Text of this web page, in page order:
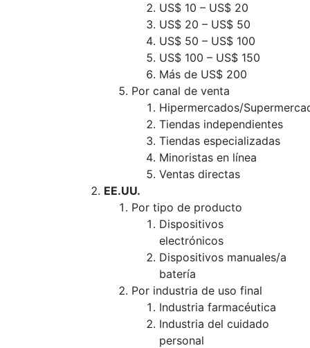
US$ 10 – US$ 20
US$ 20 – US$ 50
US$ 50 – US$ 100
US$ 100 – US$ 150
Más de US$ 200
Por canal de venta
Hipermercados/
Tiendas independientes
Tiendas especializadas
Minoristas en línea
Ventas directas
EE.UU.
Por tipo de producto
Dispositivos
electrónicos
Dispositivos manuales/a
batería
Por industria de uso final
Industria farmacéutica
Industria del cuidado
personal